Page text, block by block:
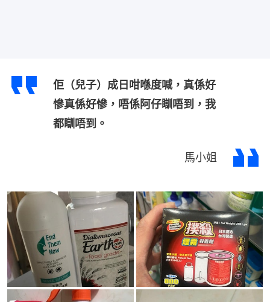
佢（兒子）成日咁喺度喊，真係好
慘真係好慘，唔係阿仔瞓唔到，我
都瞓唔到。
馬小姐